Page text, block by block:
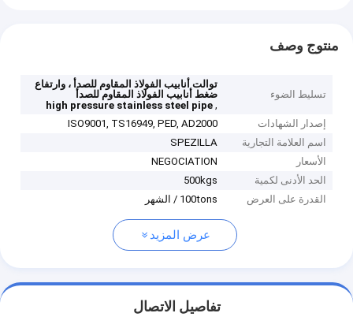
منتوج وصف
تسليط الضوء
توالت أنابيب الفولاذ المقاوم للصدأ ، وارتفاع
ضغط أنابيب الفولاذ المقاوم للصدأ
,
high pressure stainless steel pipe
إصدار الشهادات
ISO9001, TS16949, PED, AD2000
اسم العلامة التجارية
SPEZILLA
الأسعار
NEGOCIATION
الحد الأدنى لكمية
500kgs
القدرة على العرض
100tons / الشهر
عرض المزيد
تفاصيل الاتصال